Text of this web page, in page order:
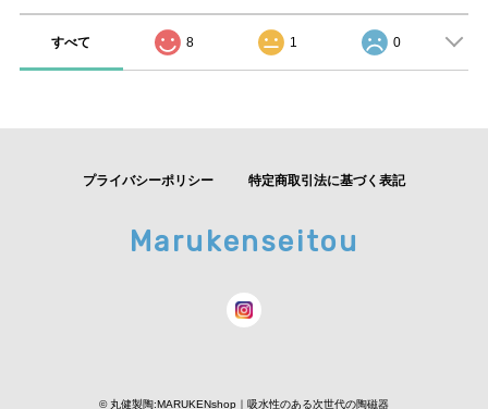
すべて 8 1 0
プライバシーポリシー 特定商取引法に基づく表記
Marukenseitou
© 丸健製陶:MARUKENshop｜吸水性のある次世代の陶磁器